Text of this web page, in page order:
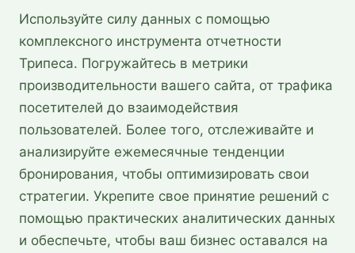
Используйте силу данных с помощью
комплексного инструмента отчетности
Трипеса. Погружайтесь в метрики
производительности вашего сайта, от трафика
посетителей до взаимодействия
пользователей. Более того, отслеживайте и
анализируйте ежемесячные тенденции
бронирования, чтобы оптимизировать свои
стратегии. Укрепите свое принятие решений с
помощью практических аналитических данных
и обеспечьте, чтобы ваш бизнес оставался на